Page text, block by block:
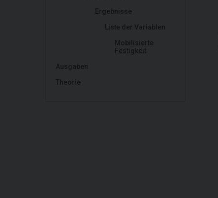
Ergebnisse
Liste der Variablen
Mobilisierte
Festigkeit
Ausgaben
Theorie